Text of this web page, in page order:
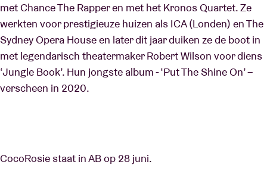
met Chance The Rapper en met het Kronos Quartet. Ze
werkten voor prestigieuze huizen als ICA (Londen) en The
Sydney Opera House en later dit jaar duiken ze de boot in
met legendarisch theatermaker Robert Wilson voor diens
‘Jungle Book’. Hun jongste album - ‘Put The Shine On’ –
verscheen in 2020.
CocoRosie staat in AB op 28 juni.